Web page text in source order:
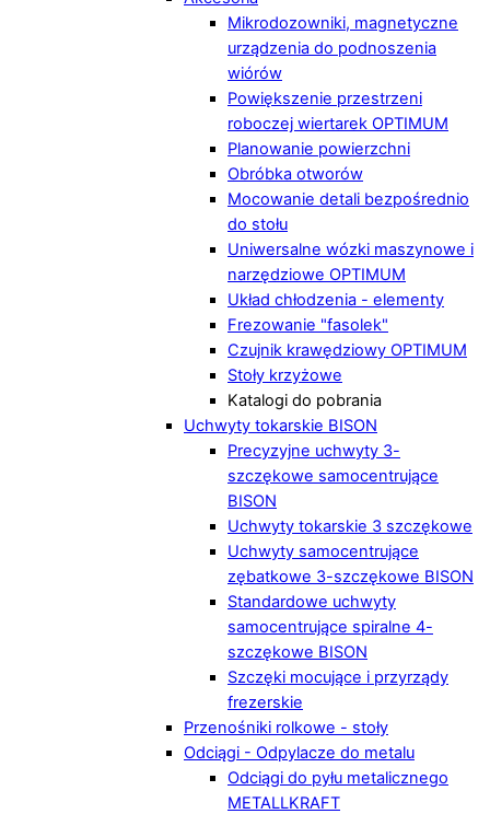
Mikrodozowniki, magnetyczne
urządzenia do podnoszenia
wiórów
Powiększenie przestrzeni
roboczej wiertarek OPTIMUM
Planowanie powierzchni
Obróbka otworów
Mocowanie detali bezpośrednio
do stołu
Uniwersalne wózki maszynowe i
narzędziowe OPTIMUM
Układ chłodzenia - elementy
Frezowanie "fasolek"
Czujnik krawędziowy OPTIMUM
Stoły krzyżowe
Katalogi do pobrania
Uchwyty tokarskie BISON
Precyzyjne uchwyty 3-
szczękowe samocentrujące
BISON
Uchwyty tokarskie 3 szczękowe
Uchwyty samocentrujące
zębatkowe 3-szczękowe BISON
Standardowe uchwyty
samocentrujące spiralne 4-
szczękowe BISON
Szczęki mocujące i przyrządy
frezerskie
Przenośniki rolkowe - stoły
Odciągi - Odpylacze do metalu
Odciągi do pyłu metalicznego
METALLKRAFT